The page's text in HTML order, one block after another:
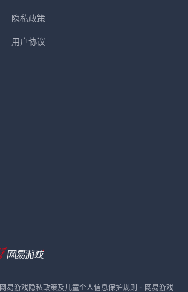
隐私政策
用户协议
网易游戏隐私政策及儿童个人信息保护规则 - 网易游戏